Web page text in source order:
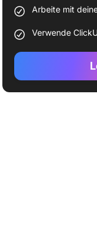
Arbeite mit
Verwende